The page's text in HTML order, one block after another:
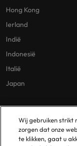
Hong Kong
Ierland
Indië
Indonesië
Italië
Japan
Our Policies
Privacybeleid
Wij gebruiken strikt
zorgen dat onze
te klikken, gaat u